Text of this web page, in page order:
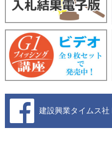
建設興業タイムス社